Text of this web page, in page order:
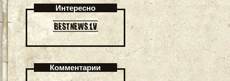
Интересно
Комментарии